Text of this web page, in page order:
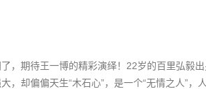
，期待王一博的精彩演绎！22岁的百里弘毅
，却偏偏天生“木石心”，是一个“无情之人”